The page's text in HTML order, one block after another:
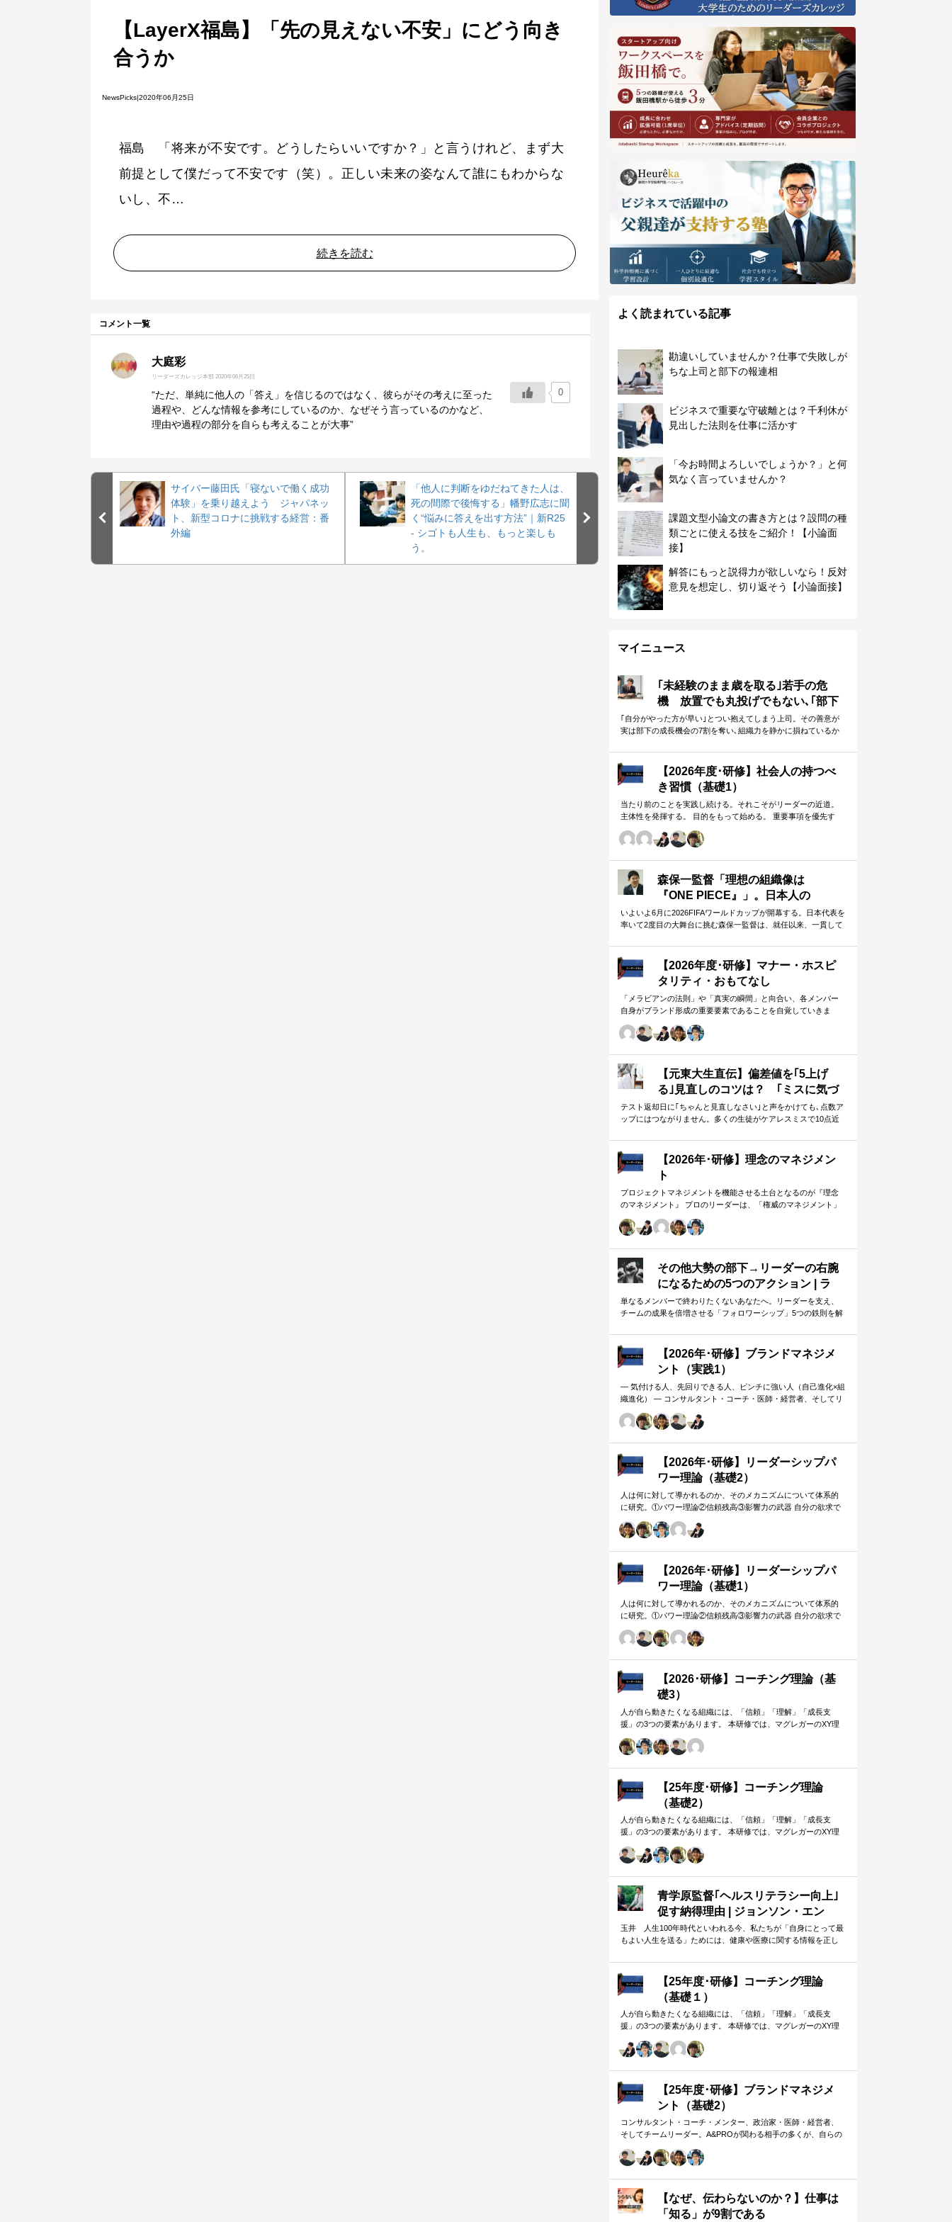
【LayerX福島】「先の見えない不安」にどう向き
合うか
NewsPicks|2020年06月25日
福島 「将来が不安です。どうしたらいいですか？」と言うけれど、まず大
前提として僕だって不安です（笑）。正しい未来の姿なんて誰にもわからな
いし、不…
続きを読む
コメント一覧
大庭彩
リーダーズカレッジ本部 2020年06月25日
“ただ、単純に他人の「答え」を信じるのではなく、彼らがその考えに至った
過程や、どんな情報を参考にしているのか、なぜそう言っているのかなど、
理由や過程の部分を自らも考えることが大事”
0
「他人に判断をゆだねてきた人は、
死の間際で後悔する」幡野広志に聞
く“悩みに答えを出す方法”｜新R25
- シゴトも人生も、もっと楽しも
う。
サイバー藤田氏「寝ないで働く成功
体験」を乗り越えよう ジャパネッ
ト、新型コロナに挑戦する経営：番
外編
よく読まれている記事
勘違いしていませんか？仕事で失敗しが
ちな上司と部下の報連相
ビジネスで重要な守破離とは？千利休が
見出した法則を仕事に活かす
「今お時間よろしいでしょうか？」と何
気なく言っていませんか？
課題文型小論文の書き方とは？設問の種
類ごとに使える技をご紹介！【小論面
接】
解答にもっと説得力が欲しいなら！反対
意見を想定し、切り返そう【小論面接】
マイニュース
｢未経験のまま歳を取る｣若手の危
機 放置でも丸投げでもない､｢部下
に任せることができる上司｣になる
方法
｢自分がやった方が早い｣とつい抱えてしまう上司。その善意が
実は部下の成長機会の7割を奪い､組織力を静かに損ねているか
【2026年度･研修】社会人の持つべ
き習慣（基礎1）
当たり前のことを実践し続ける。それこそがリーダーの近道。
主体性を発揮する。 目的をもって始める。 重要事項を優先す
いきます。 評論家ではなく、我がこととして取り組むメンバー
森保一監督「理想の組織像は
『ONE PIECE』」。日本人の
「和」と「魂」を武器に世界へ挑む
①
いよいよ6月に2026FIFAワールドカップが開幕する。日本代表を
率いて2度目の大舞台に挑む森保一監督は、就任以来、一貫して
【2026年度･研修】マナー・ホスピ
タリティ・おもてなし
「メラビアンの法則」や「真実の瞬間」と向合い、各メンバー
自身がブランド形成の重要要素であることを自覚していきま
ナー」「サービス」「ホスピタリティ」「おもてなし」の違い
ーに提供したいリーダーのための研修です。
【元東大生直伝】偏差値を｢5上げ
る｣見直しのコツは？ ｢ミスに気づ
かない｣無意味な作業から脱却を…
カギは試験"前"
テスト返却日に｢ちゃんと見直しなさい｣と声をかけても､点数ア
ップにはつながりません。多くの生徒がケアレスミスで10点近
【2026年･研修】理念のマネジメン
ト
プロジェクトマネジメントを機能させる土台となるのが『理念
のマネジメント』 プロのリーダーは、「権威のマネジメント」
「好き・嫌い」や「多数決」ではなく、説得力ある提案を互い
その他大勢の部下→リーダーの右腕
になるための5つのアクション | ラ
イフハッカー・ジャパン
単なるメンバーで終わりたくないあなたへ。リーダーを支え、
チームの成果を倍増させる「フォロワーシップ」5つの鉄則を解
【2026年･研修】ブランドマネジメ
ント（実践1）
― 気付ける人、先回りできる人、ピンチに強い人（自己進化×組
織進化） ― コンサルタント・コーチ・医師・経営者、そしてリ
【2026年･研修】リーダーシップパ
ワー理論（基礎2）
人は何に対して導かれるのか、そのメカニズムについて体系的
に研究。①パワー理論②信頼残高③影響力の武器 自分の欲求で
【2026年･研修】リーダーシップパ
ワー理論（基礎1）
人は何に対して導かれるのか、そのメカニズムについて体系的
に研究。①パワー理論②信頼残高③影響力の武器 自分の欲求で
【2026･研修】コーチング理論（基
礎3）
人が自ら動きたくなる組織には、「信頼」「理解」「成長支
援」の3つの要素があります。 本研修では、マグレガーのXY理
「人はなぜ動くのか」「どうすれば自ら動くようになるのか」
顧客対応の難航など）を、“人間理解”を通して紐解く実践型のプ
ログラムです。
【25年度･研修】コーチング理論
（基礎2）
人が自ら動きたくなる組織には、「信頼」「理解」「成長支
援」の3つの要素があります。 本研修では、マグレガーのXY理
「人はなぜ動くのか」「どうすれば自ら動くようになるのか」
顧客対応の難航など）を、“人間理解”を通して紐解く実践型のプ
ログラムです。
青学原監督｢ヘルスリテラシー向上｣
促す納得理由 | ジョンソン・エン
ド・ジョンソン | 東洋経済オンライ
ン
玉井 人生100年時代といわれる今、私たちが「自身にとって最
もよい人生を送る」ためには、健康や医療に関する情報を正し
【25年度･研修】コーチング理論
（基礎１）
人が自ら動きたくなる組織には、「信頼」「理解」「成長支
援」の3つの要素があります。 本研修では、マグレガーのXY理
「人はなぜ動くのか」「どうすれば自ら動くようになるのか」
顧客対応の難航など）を、“人間理解”を通して紐解く実践型のプ
ログラムです。
【25年度･研修】ブランドマネジメ
ント（基礎2）
コンサルタント・コーチ・メンター、政治家・医師・経営者、
そしてチームリーダー。A&PROが関わる相手の多くが、自らの
【なぜ、伝わらないのか？】仕事は
「知る」が9割である